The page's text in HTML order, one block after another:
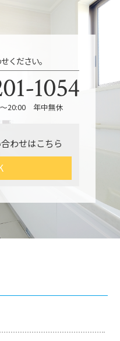
ください。
1054
～20:00 年中無休
わせはこちら